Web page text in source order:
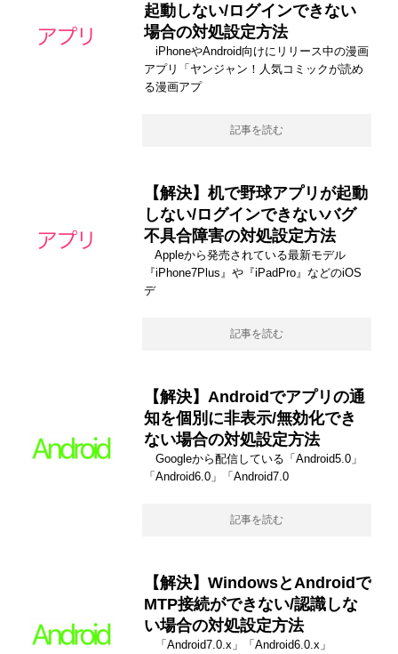
起動しない/ログインできない
場合の対処設定方法
iPhoneやAndroid向けにリリース中の漫画
アプリ「ヤンジャン！人気コミックが読め
る漫画アプ
記事を読む
【解決】机で野球アプリが起動
しない/ログインできないバグ
不具合障害の対処設定方法
Appleから発売されている最新モデル
『iPhone7Plus』や『iPadPro』などのiOS
デ
記事を読む
【解決】Androidでアプリの通
知を個別に非表示/無効化でき
ない場合の対処設定方法
Googleから配信している「Android5.0」
「Android6.0」「Android7.0
記事を読む
【解決】WindowsとAndroidで
MTP接続ができない/認識しな
い場合の対処設定方法
「Android7.0.x」「Android6.0.x」